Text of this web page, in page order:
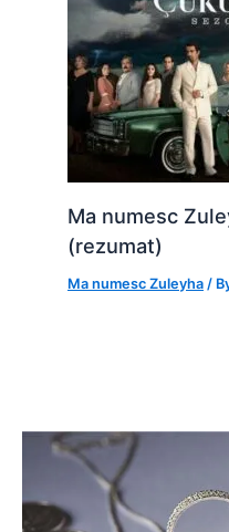
Ma numesc
(rezumat)
Ma numesc Zuleyha /